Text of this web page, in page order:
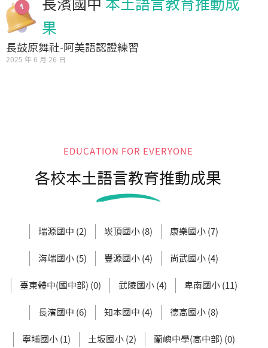
長濱國中 本土語言教育推動成
果
長鼓原舞社-阿美語認證練習
2025 年 6 月 26 日
EDUCATION FOR EVERYONE
各校本土語言教育推動成果
瑞源國中 (2) 崁頂國小 (8) 康樂國小 (7)
海端國小 (5) 豐源國小 (4) 尚武國小 (4)
臺東體中(國中部) (0) 武陵國小 (4) 卑南國小 (11)
長濱國中 (6) 知本國中 (4) 德高國小 (8)
寧埔國小 (1) 土坂國小 (2) 蘭嶼中學(高中部) (0)